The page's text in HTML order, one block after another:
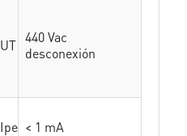
UT 440 Vac
desconexión
Ipe < 1 mA